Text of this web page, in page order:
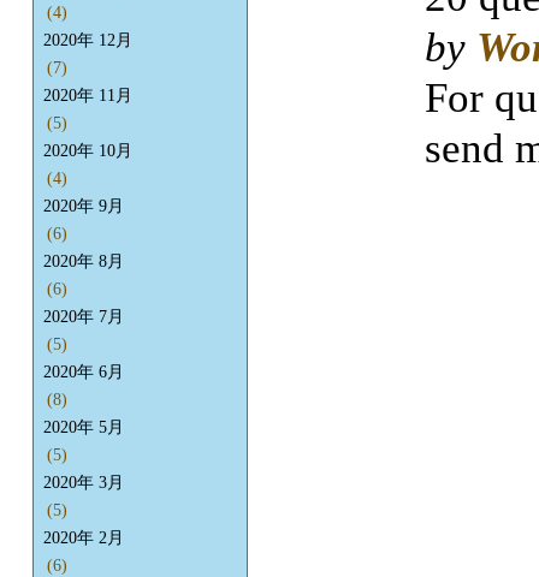
(4)
2020年 12月
(7)
2020年 11月
(5)
2020年 10月
(4)
2020年 9月
(6)
2020年 8月
(6)
2020年 7月
(5)
2020年 6月
(8)
2020年 5月
(5)
2020年 3月
(5)
2020年 2月
(6)
by
For
send